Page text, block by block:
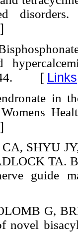
]
[ Links
in
]
SHYU
TA.
guide
G,
novel